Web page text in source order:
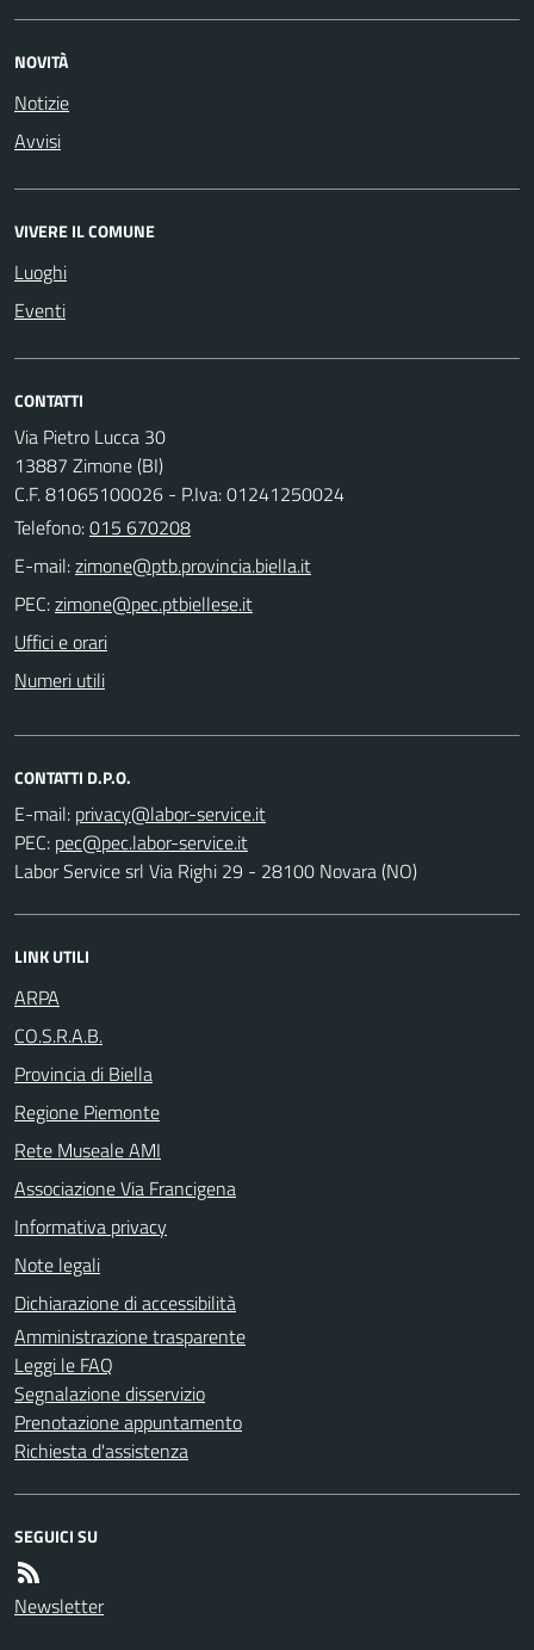
NOVITÀ
Notizie
Avvisi
VIVERE IL COMUNE
Luoghi
Eventi
CONTATTI
Via Pietro Lucca 30
13887 Zimone (BI)
C.F. 81065100026 - P.Iva: 01241250024
Telefono:015 670208
E-mail:
PEC:
Uffici e orari
Numeri utili
CONTATTI D.P.O.
E-mail:
PEC:
Labor Service srl Via Righi 29 - 28100 Novara (NO)
LINK UTILI
ARPA
CO.S.R.A.B.
Provincia di Biella
Regione Piemonte
Rete Museale AMI
Associazione Via Francigena
Informativa privacy
Note legali
Dichiarazione di accessibilità
Amministrazione trasparente
Leggi le FAQ
Segnalazione disservizio
Prenotazione appuntamento
Richiesta d'assistenza
SEGUICI SU
Newsletter